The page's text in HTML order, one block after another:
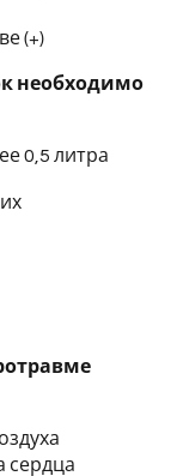
(+)
необходимо
0,5 литра
сердца